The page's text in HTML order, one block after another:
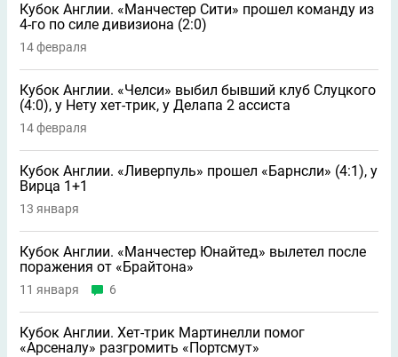
Кубок Англии. «Манчестер Сити» прошел команду из
4-го по силе дивизиона (2:0)
14 февраля
Кубок Англии. «Челси» выбил бывший клуб Слуцкого
(4:0), у Нету хет-трик, у Делапа 2 ассиста
14 февраля
Кубок Англии. «Ливерпуль» прошел «Барнсли» (4:1), у
Вирца 1+1
13 января
Кубок Англии. «Манчестер Юнайтед» вылетел после
поражения от «Брайтона»
11 января 6
Кубок Англии. Хет-трик Мартинелли помог
«Арсеналу» разгромить «Портсмут»